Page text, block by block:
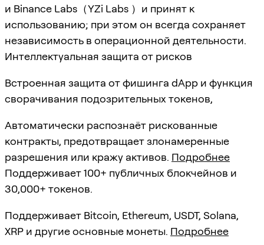
и Binance Labs（YZi Labs ）и принят к
использованию; при этом он всегда сохраняет
независимость в операционной деятельности.
Интеллектуальная защита от рисков
Встроенная защита от фишинга dApp и функция
сворачивания подозрительных токенов,
Автоматически распознаёт рискованные
контракты, предотвращает злонамеренные
разрешения или кражу активов. Подробнее
Поддерживает 100+ публичных блокчейнов и
30,000+ токенов.
Поддерживает Bitcoin, Ethereum, USDT, Solana,
XRP и другие основные монеты. Подробнее